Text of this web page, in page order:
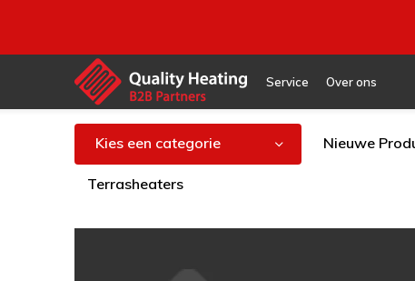
Service Over ons
Kies een categorie Nieuwe
Terrasheaters